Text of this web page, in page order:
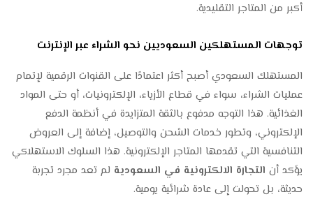
أكبر من المتاجر التقليدية.
توجهات المستهلكين السعوديين نحو الشراء عبر الإنترنت
المستهلك السعودي أصبح أكثر اعتمادًا على القنوات الرقمية لإتمام
عمليات الشراء، سواء في قطاع الأزياء، الإلكترونيات، أو حتى المواد
الغذائية. هذا التوجه مدفوع بالثقة المتزايدة في أنظمة الدفع
الإلكتروني، وتطور خدمات الشحن والتوصيل، إضافة إلى العروض
التنافسية التي تقدمها المتاجر الإلكترونية. هذا السلوك الاستهلاكي
يؤكد أن التجارة الالكترونية في السعودية لم تعد مجرد تجربة
حديثة، بل تحولت إلى عادة شرائية يومية.